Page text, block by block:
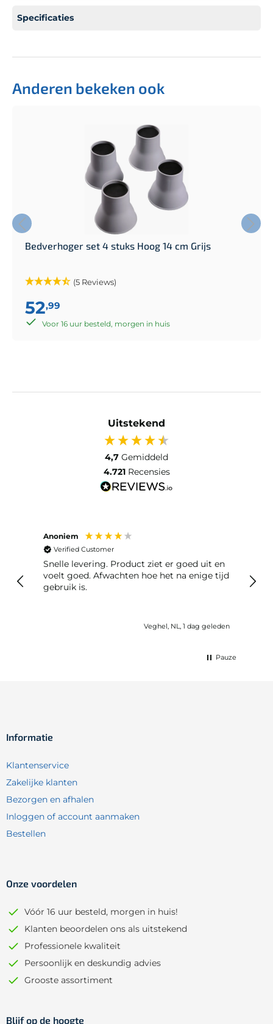
Specificaties
Anderen bekeken ook
Bedverhoger set 4 stuks Hoog 14 cm Grijs
(5 Reviews)
52,99
Voor 16 uur besteld, morgen in huis
Uitstekend
4,7 Gemiddeld
4.721 Recensies
tijd
Anoniem
Verified Customer
Snelle levering, deden niet moeilijk over
retourneren.
Paris, FR, 1 dag geleden
Pauze
Informatie
Klantenservice
Zakelijke klanten
Bezorgen en afhalen
Inloggen of account aanmaken
Bestellen
Onze voordelen
Vóór 16 uur besteld, morgen in huis!
Klanten beoordelen ons als uitstekend
Professionele kwaliteit
Persoonlijk en deskundig advies
Grooste assortiment
Blijf op de hoogte